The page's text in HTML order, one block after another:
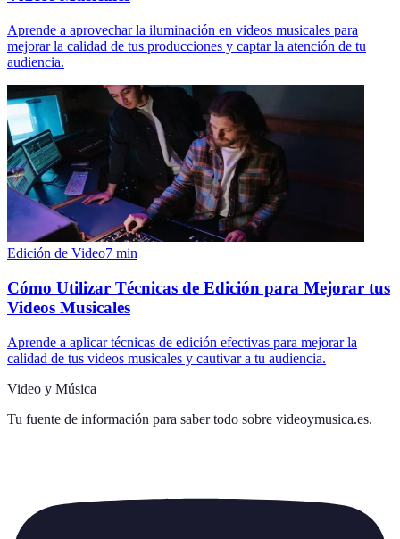
Aprende a aprovechar la iluminación en videos musicales para
mejorar la calidad de tus producciones y captar la atención de tu
audiencia.
Edición de Video7 min
Cómo Utilizar Técnicas de Edición para Mejorar tus
Videos Musicales
Aprende a aplicar técnicas de edición efectivas para mejorar la
calidad de tus videos musicales y cautivar a tu audiencia.
Video y Música
Tu fuente de información para saber todo sobre videoymusica.es.